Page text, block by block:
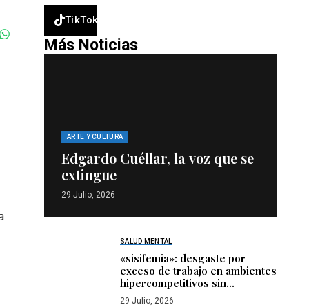
TikTok
Más Noticias
ARTE Y CULTURA
Edgardo Cuéllar, la voz que se
extingue
29 Julio, 2026
SALUD MENTAL
«sisifemia»: desgaste por
exceso de trabajo en ambientes
hipercompetitivos sin
recompensa
29 Julio, 2026